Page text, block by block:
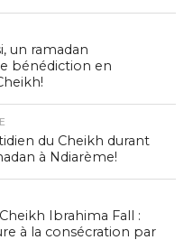
un ramadan
bénédiction en
du Cheikh durant
à Ndiarème!
Ibrahima Fall :
à la consécration par